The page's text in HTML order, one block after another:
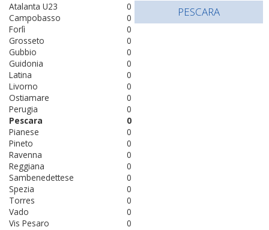
0
Atalanta U23
0
Campobasso
0
Forlì
0
Grosseto
0
Gubbio
0
Guidonia
0
Latina
0
Livorno
0
Ostiamare
0
Perugia
0
Pescara
0
Pianese
0
Pineto
0
Ravenna
0
Reggiana
0
Sambenedettese
0
Spezia
0
Torres
0
Vado
0
Vis Pesaro
PESCARA